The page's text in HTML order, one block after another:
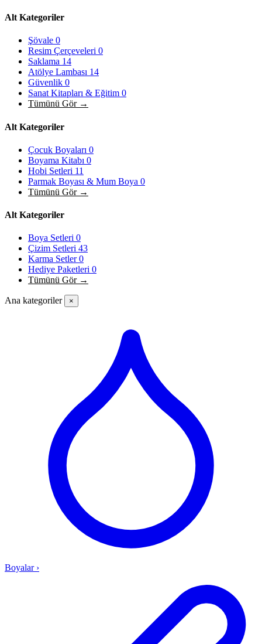
Alt Kategoriler
Şövale 0
Resim Çerçeveleri 0
Saklama 14
Atölye Lambası 14
Güvenlik 0
Sanat Kitapları & Eğitim 0
Tümünü Gör →
Alt Kategoriler
Çocuk Boyaları 0
Boyama Kitabı 0
Hobi Setleri 11
Parmak Boyası & Mum Boya 0
Tümünü Gör →
Alt Kategoriler
Boya Setleri 0
Çizim Setleri 43
Karma Setler0
Hediye Paketleri 0
Tümünü Gör →
Ana kategoriler ×
Boyalar ›